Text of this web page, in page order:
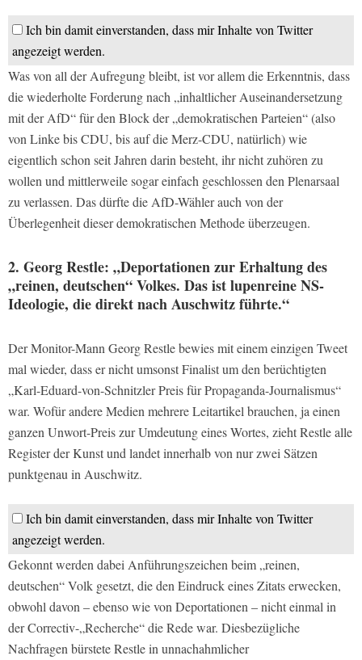
Ich bin damit einverstanden, dass mir Inhalte von Twitter
angezeigt werden.
Was von all der Aufregung bleibt, ist vor allem die Erkenntnis, dass
die wiederholte Forderung nach „inhaltlicher Auseinandersetzung
mit der AfD“ für den Block der „demokratischen Parteien“ (also
von Linke bis CDU, bis auf die Merz-CDU, natürlich) wie
eigentlich schon seit Jahren darin besteht, ihr nicht zuhören zu
wollen und mittlerweile sogar einfach geschlossen den Plenarsaal
zu verlassen. Das dürfte die AfD-Wähler auch von der
Überlegenheit dieser demokratischen Methode überzeugen.
2. Georg Restle: „Deportationen zur Erhaltung des
„reinen, deutschen“ Volkes. Das ist lupenreine NS-
Ideologie, die direkt nach Auschwitz führte.“
Der Monitor-Mann Georg Restle bewies mit einem einzigen Tweet
mal wieder, dass er nicht umsonst Finalist um den berüchtigten
„Karl-Eduard-von-Schnitzler Preis für Propaganda-Journalismus“
war. Wofür andere Medien mehrere Leitartikel brauchen, ja einen
ganzen Unwort-Preis zur Umdeutung eines Wortes, zieht Restle alle
Register der Kunst und landet innerhalb von nur zwei Sätzen
punktgenau in Auschwitz.
Ich bin damit einverstanden, dass mir Inhalte von Twitter
angezeigt werden.
Gekonnt werden dabei Anführungszeichen beim „reinen,
deutschen“ Volk gesetzt, die den Eindruck eines Zitats erwecken,
obwohl davon – ebenso wie von Deportationen – nicht einmal in
der Correctiv-„Recherche“ die Rede war. Diesbezügliche
Nachfragen bürstete Restle in unnachahmlicher